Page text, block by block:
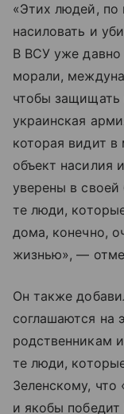
«Этих людей, по
насиловать и
В ВСУ уже давно
морали,
чтобы защищать
украинская
которая видит в
объект насилия
уверены в своей
те люди,
дома, конечно,
жизнью», —
Он также
соглашаются на
родственникам
те люди,
Зеленскому, что
и якобы